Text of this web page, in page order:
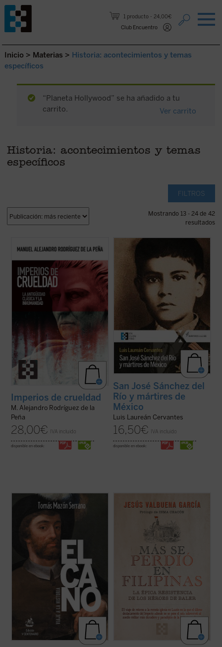
1 producto
24,00€
Club Encuentro
Saltar al contenido.
Inicio > Materias > Historia: acontecimientos y temas
específicos
“Planeta Hollywood” se ha añadido a tu
carrito.
Ver carrito
Historia: acontecimientos y temas
específicos
FILTROS
Mostrando 13 - 24 de 42
resultados
Este ensayo constituye un recorrido
exhaustivo, apasionante y desgarrador por
clásica para exponer la crueldad
estructural de esa época, y así establecer
vínculos entre esta y las políticas de ...
(ver
ficha)
Imperios de crueldad
M. Alejandro Rodríguez de la
Peña
28,00€ IVA incluido
disponible en ebook:
¿Qué pasó para que muchos católicos se
guerra de los cristeros? El autor de este
libro, natural del pueblo del joven mártir, no
sólo responde a estas preguntas con
documentos, sino que logra ... (ver ficha)
San José Sánchez del
Río y mártires de
México
Luis Laureán Cervantes
16,50€ IVA incluido
disponible en ebook:
En esta nueva edición ampliada de
viaje a la historia, el lector encontrará
mucha más información y documentación
sobre Elcano y los suyos, a través de
crónicas, relaciones y otros legajos
Un viaje en el tiempo a la remota iglesia en
la isla de Luzón en la que el último
destacamento del Imperio español
sobrevivió al asedio militar más duradero y
paradójico de la Historia moderna. El libro
recoge documentos inéditos y ...(ver ficha)